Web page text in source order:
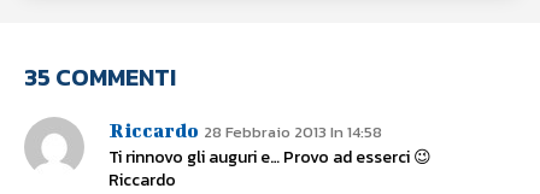
35 COMMENTI
Riccardo 28 Febbraio 2013 In 14:58
Ti rinnovo gli auguri e… Provo ad esserci 😉
Riccardo